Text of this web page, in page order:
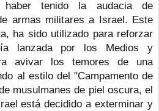
haber tenido la audacia de
armas militares a Israel. Este
ha sido utilizado para reforzar
lanzada por los Medios y
avivar los temores de una
al estilo del "Campamento de
musulmanes de piel oscura, el
está decidido a exterminar y